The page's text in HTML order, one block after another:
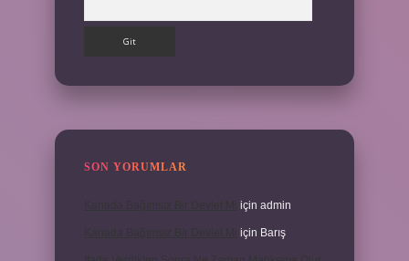
SON YORUMLAR
için admin
için Barış